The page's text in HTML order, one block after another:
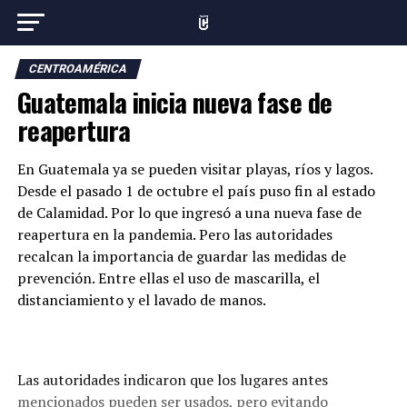
CENTROAMÉRICA
Guatemala inicia nueva fase de
reapertura
En Guatemala ya se pueden visitar playas, ríos y lagos.
Desde el pasado 1 de octubre el país puso fin al estado
de Calamidad. Por lo que ingresó a una nueva fase de
reapertura en la pandemia. Pero las autoridades
recalcan la importancia de guardar las medidas de
prevención. Entre ellas el uso de mascarilla, el
distanciamiento y el lavado de manos.
Las autoridades indicaron que los lugares antes
mencionados pueden ser usados, pero evitando